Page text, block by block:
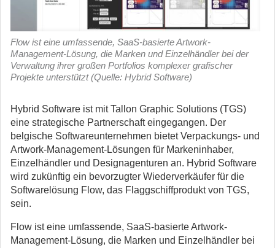
Flow ist eine umfassende, SaaS-basierte Artwork-
Management-Lösung, die Marken und Einzelhändler bei der
Verwaltung ihrer großen Portfolios komplexer grafischer
Projekte unterstützt (Quelle: Hybrid Software)
Hybrid Software ist mit Tallon Graphic Solutions (TGS)
eine strategische Partnerschaft eingegangen. Der
belgische Softwareunternehmen bietet Verpackungs- und
Artwork-Management-Lösungen für Markeninhaber,
Einzelhändler und Designagenturen an. Hybrid Software
wird zukünftig ein bevorzugter Wiederverkäufer für die
Softwarelösung Flow, das Flaggschiffprodukt von TGS,
sein.
Flow ist eine umfassende, SaaS-basierte Artwork-
Management-Lösung, die Marken und Einzelhändler bei